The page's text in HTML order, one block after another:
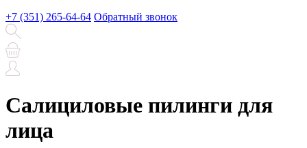
+7 (351) 265-64-64 Обратный звонок
Салициловые пилинги для
лица